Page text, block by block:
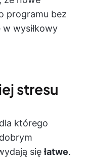
programu bez
wysiłkowy
stresu
którego
sięłatwe.